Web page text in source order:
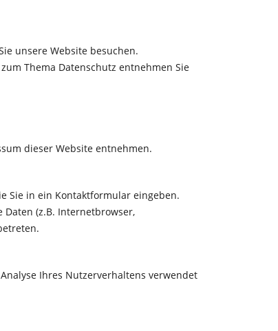
unsere Website besuchen.
Thema Datenschutz entnehmen Sie
dieser Website entnehmen.
Sie in ein Kontaktformular eingeben.
(z.B. Internetbrowser,
Ihres Nutzerverhaltens verwendet